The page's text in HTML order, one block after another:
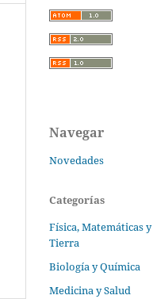
Navegar
Novedades
Categorías
Física, Matemáticas
Tierra
Biología y Química
Medicina y Salud